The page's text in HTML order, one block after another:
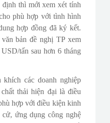
thì mới xem xét tính
phù hợp với tình hình
hợp đồng đã ký kết.
bản đề nghị TP xem
tấn sau hơn 6 tháng
các doanh nghiệp
thải hiện đại là điều
hợp với điều kiện kinh
ứng dụng công nghệ